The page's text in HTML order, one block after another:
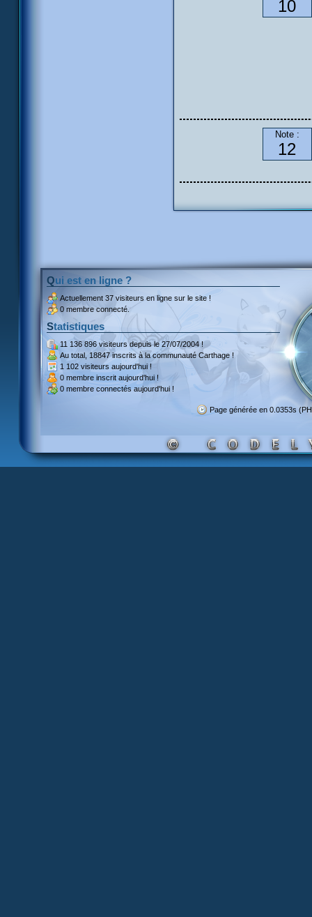
10
Note :
12
Qui est en ligne ?
Actuellement 37 visiteurs en ligne sur le site !
0 membre connecté.
Statistiques
11 136 896 visiteursdepuis le 27/07/2004 !
Au total, 18847 inscritsà la communauté Carthage !
1 102 visiteurs aujourd'hui !
0 membre inscrit aujourd'hui !
0 membre connectés aujourd'hui !
Page générée en 0.0353s